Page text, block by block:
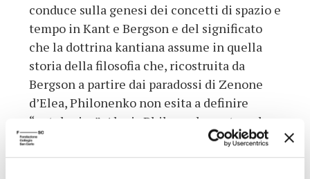
conduce sulla genesi dei concetti di spazio e
tempo in Kant e Bergson e del significato
che la dottrina kantiana assume in quella
storia della filosofia che, ricostruita da
Bergson a partire dai paradossi di Zenone
d’Elea, Philonenko non esita a definire
“ontologica”. Alexis Philonenko, nato nel
1932 e attualmente docente all’Università
di Rouen, è autore di numerose opere, tra